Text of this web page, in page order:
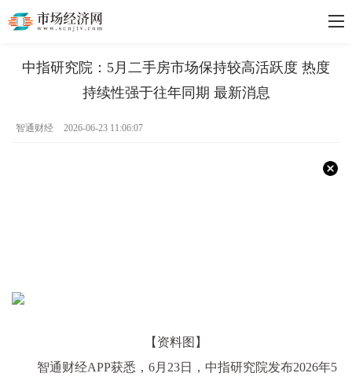
中指研究院：5月二手房市场保持较高活跃度 热度
持续性强于往年同期 最新消息
智通财经 2026-06-23 11:06:07
【资料图】
智通财经APP获悉，6月23日，中指研究院发布2026年5